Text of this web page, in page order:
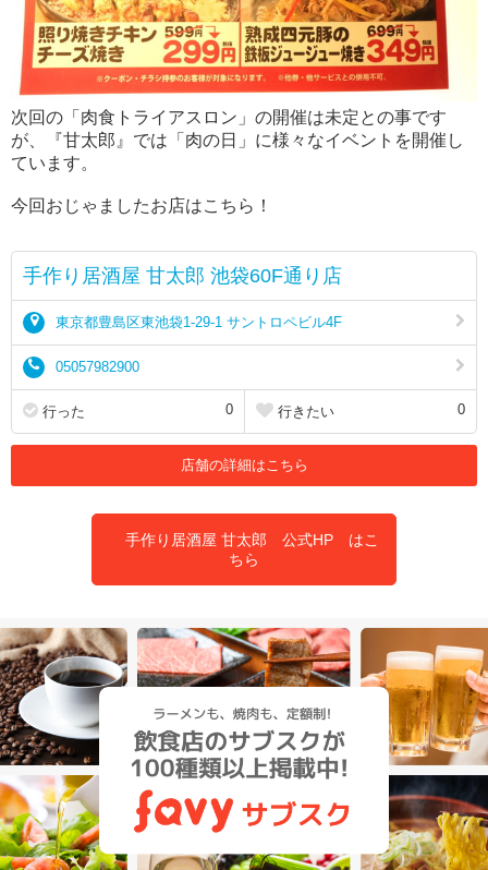
次回の「肉食トライアスロン」の開催は未定との事です
が、『甘太郎』では「肉の日」に様々なイベントを開催し
ています。
今回おじゃましたお店はこちら！
手作り居酒屋 甘太郎 池袋60F通り店
東京都豊島区東池袋1-29-1 サントロペビル4F
05057982900
行った 0 行きたい 0
店舗の詳細はこちら
手作り居酒屋 甘太郎 公式HP はこ
ちら